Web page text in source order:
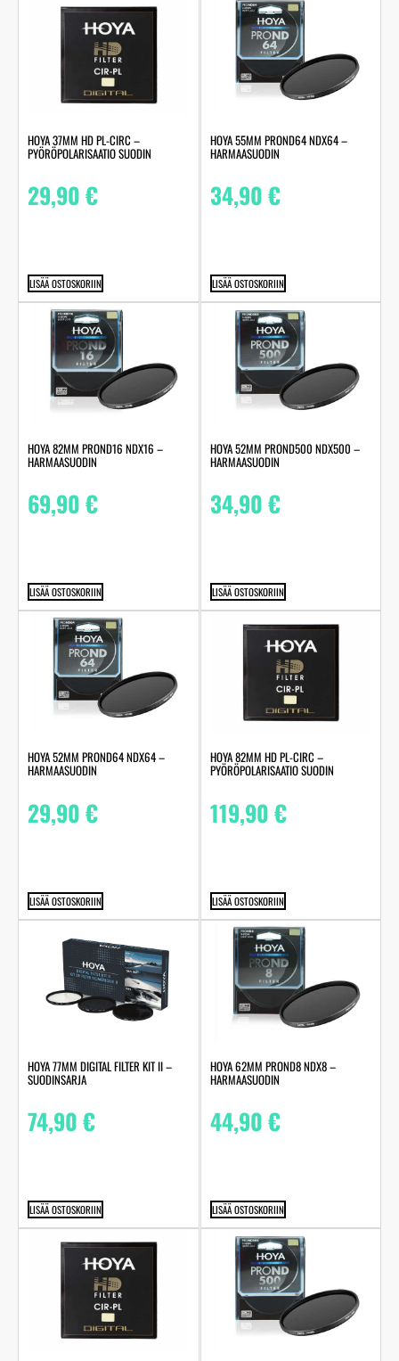
HOYA 37MM HD PL-CIRC –
PYÖRÖPOLARISAATIO SUODIN
29,90€
LISÄÄ OSTOSKORIIN
HOYA 55MM PROND64 NDX64 –
HARMAASUODIN
34,90€
LISÄÄ OSTOSKORIIN
HOYA 82MM PROND16 NDX16 –
HARMAASUODIN
69,90€
LISÄÄ OSTOSKORIIN
HOYA 52MM PROND500 NDX500 –
HARMAASUODIN
34,90€
LISÄÄ OSTOSKORIIN
HOYA 52MM PROND64 NDX64 –
HARMAASUODIN
29,90€
LISÄÄ OSTOSKORIIN
HOYA 82MM HD PL-CIRC –
PYÖRÖPOLARISAATIO SUODIN
119,90€
LISÄÄ OSTOSKORIIN
HOYA 77MM DIGITAL FILTER KIT II –
SUODINSARJA
74,90€
LISÄÄ OSTOSKORIIN
HOYA 62MM PROND8 NDX8 –
HARMAASUODIN
44,90€
LISÄÄ OSTOSKORIIN